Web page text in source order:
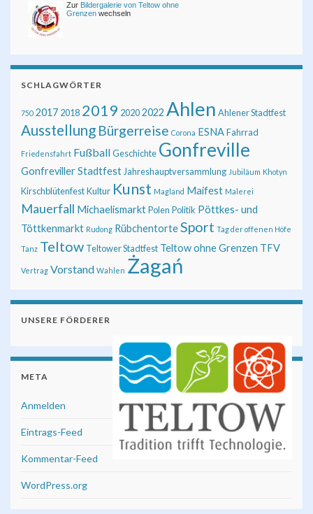
Zur Bildergalerie von Teltow ohne
Grenzen wechseln
SCHLAGWÖRTER
750 2017 2018 2019 20202022 Ahlen Ahlener Stadtfest
Ausstellung Bürgerreise Corona ESNAFahrrad
Friedensfahrt FußballGeschichte Gonfreville
Gonfreviller StadtfestJahreshauptversammlung Jubiläum Khotyn
KirschblütenfestKultur Kunst Magland Maifest Malerei
Mauerfall MichaelismarktPolen Politik Pöttkes- und
Töttkenmarkt Rudong RübchentorteSport Tag der offenen Höfe
Tanz Teltow Teltower Stadtfest Teltow ohne Grenzen TFV
Vertrag Vorstand Wahlen Żagań
UNSERE FÖRDERER
META
Anmelden
Eintrags-Feed
Kommentar-Feed
WordPress.org